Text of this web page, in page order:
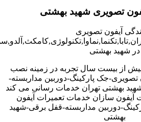
تصویری شهید بهشتی
آیفون تصویری
در شهید بهشتی
از بیست سال تجربه در زمینه نصب
تصویری-جک پارکینگ-دوربین مداربسته-
بهشتی تهران خدمات رسانی می کند
سازان خدمات تعمیرات آیفون
دوربین مداربسته-قفل برقی-شهید
بهشتی